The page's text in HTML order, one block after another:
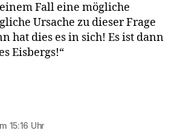
Fall eine mögliche
Ursache zu dieser Frage
hat dies es in sich! Es ist dann
Eisbergs!“
15:16 Uhr